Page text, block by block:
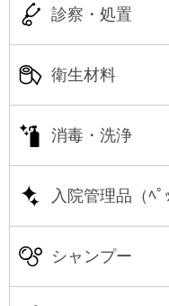
診察・処置
衛生材料
消毒・洗浄
入院管理品（ﾍﾟ
シャンプー